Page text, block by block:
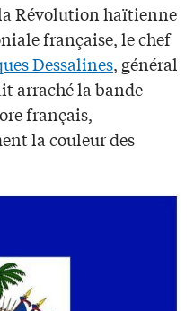
Révolution haïtienne
française, le chef
Dessalines, général
arraché la bande
français,
la couleur des